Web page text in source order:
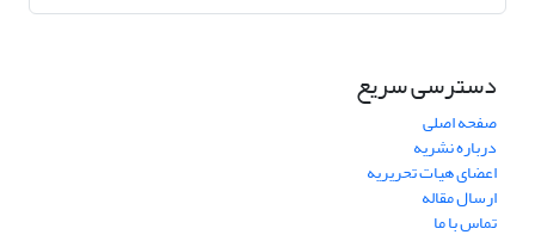
دسترسی سریع
صفحه اصلی
درباره نشریه
اعضای هیات تحریریه
ارسال مقاله
تماس با ما